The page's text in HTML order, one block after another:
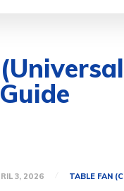
3, 2026 TABLE FAN